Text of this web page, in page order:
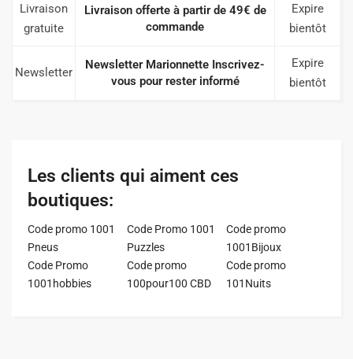
Livraison
gratuite
Livraison offerte à partir de 49€ de
commande
Expire
bientôt
Newsletter
Newsletter Marionnette Inscrivez-
vous pour rester informé
Expire
bientôt
Les clients qui aiment ces
boutiques:
Code promo 1001
Pneus
Code Promo 1001
Puzzles
Code promo
1001Bijoux
Code Promo
1001hobbies
Code promo
100pour100 CBD
Code promo
101Nuits